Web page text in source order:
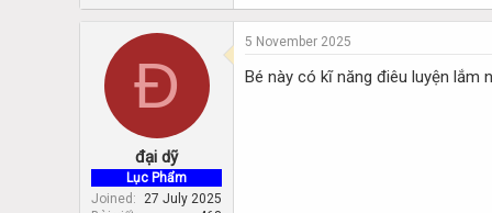
Đ
đại dỹ
Lục Phẩm
Joined
27 July 2025
5 November 2025
Bé này có kĩ năng điêu luyện lắm